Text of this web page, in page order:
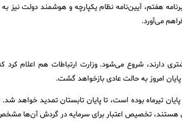
تصریح کرد: در راستای موضوع بند «ب» ماده ۱۳ قانون برنامه هفتم، آیین‌نامه نظام یکپارچه و
می‌آورد.
دارند، شروع می‌شود. وزارت ارتباطات هم اعلام
امروز به حالت عادی بازخواهد گشت.
تیرماه بوده است، تا پایان تابستان تمدید خواهد
هستند، تخصیص اعتبار برای سرمایه در گردش آن‌ها